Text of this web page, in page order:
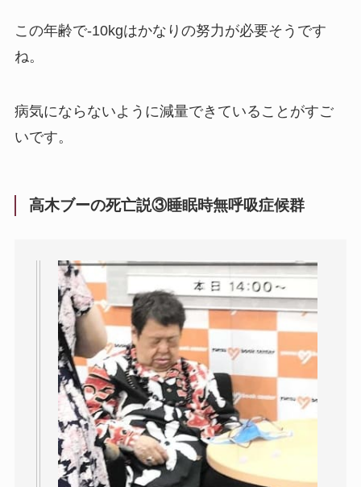
この年齢で-10kgはかなりの努力が必要そうです
ね。
病気にならないように減量できていることがすご
いです。
高木ブーの死亡説③睡眠時無呼吸症候群